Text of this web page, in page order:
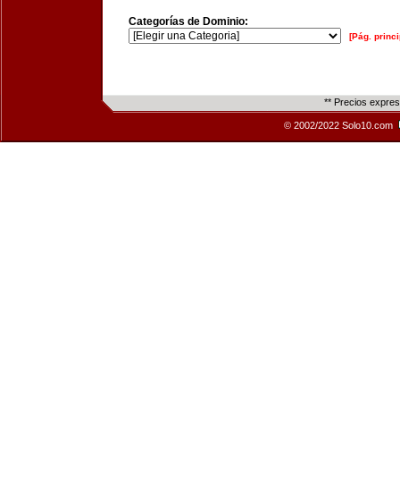
Categorías de Dominio:
[Pág.
** Precios
© 2002/2022 Solo10.com